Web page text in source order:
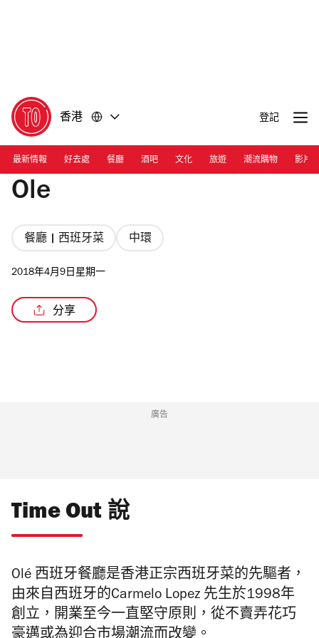
香港 登記
最新情報 好去處 餐廳 酒吧 文化 旅遊 潮流購物 影片
Ole
餐廳 | 西班牙菜 中環
2018年4月9日星期一
分享
廣告
Time Out 說
Olé 西班牙餐廳是香港正宗西班牙菜的先驅者，
由來自西班牙的Carmelo Lopez 先生於1998年
創立，開業至今一直堅守原則，從不賣弄花巧